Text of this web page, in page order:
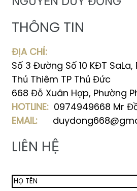
THÔNG TIN
ĐỊA CHỈ:
Số 3 Đường Số 10 KĐT
Thủ Thiêm TP Thủ Đức
668 Đỗ Xuân Hợp, Phường
HOTLINE: 0974949668 Mr
EMAIL:
LIÊN HỆ